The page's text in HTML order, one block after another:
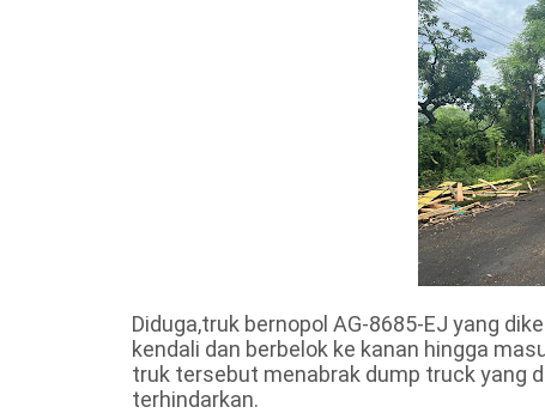
Diduga,truk bernopol AG-8685-EJ yang
kendali dan berbelok ke kanan hingga
truk tersebut menabrak dump truck yang
terhindarkan.